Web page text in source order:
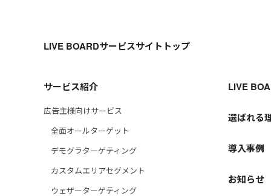
LIVE BOARDサービスサイトトップ
サービス紹介
広告主様向けサービス
全面オールターゲット
デモグラターゲティング
カスタムエリアセグメント
ウェザーターゲティング
LIVE
選ばれる
導入事例
お知らせ